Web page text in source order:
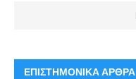
ΕΠΙΣΤΗΜΟΝΙΚΑ ΑΡΘΡΑ